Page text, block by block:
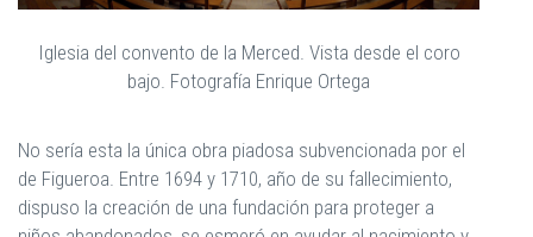
Iglesia del convento de la Merced. Vista desde el coro
bajo. Fotografía Enrique Ortega
No sería esta la única obra piadosa subvencionada por el
de Figueroa. Entre 1694 y 1710, año de su fallecimiento,
dispuso la creación de una fundación para proteger a